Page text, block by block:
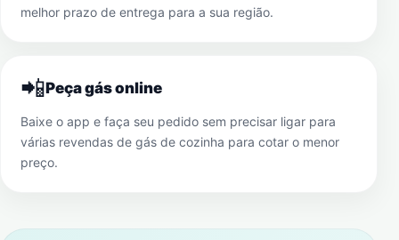
melhor prazo de entrega para a sua região.
📲Peça gás online
Baixe o app e faça seu pedido sem precisar ligar para
várias revendas de gás de cozinha para cotar o menor
preço.